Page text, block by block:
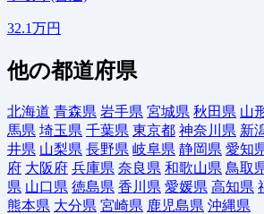
32.1万円
他の都道府県
北海道 青森県 岩手県 宮城県 秋田県 山
馬県 埼玉県 千葉県 東京都 神奈川県 新
井県 山梨県 長野県 岐阜県 静岡県 愛知
府 大阪府 兵庫県 奈良県 和歌山県 鳥取
県 山口県 徳島県 香川県 愛媛県 高知県
熊本県 大分県 宮崎県 鹿児島県 沖縄県